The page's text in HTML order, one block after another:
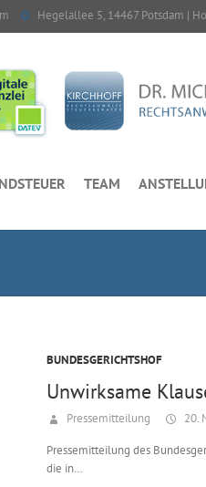
Hegelallee 5, 14467 Potsdam |
TEAM
BUNDESGERICHTSHOF
Unwirksame
Pressemitteilung 20.
Pressemitteilung des
die in…